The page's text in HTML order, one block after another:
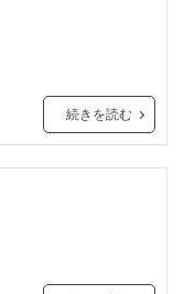
続きを読む